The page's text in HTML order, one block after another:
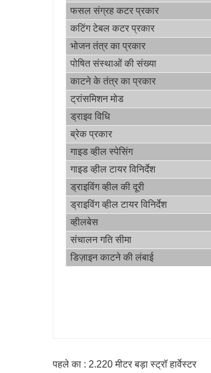
फसल संग्रह कटर प्रकार
कटिंग टेबल कटर प्रकार
भोजन तंत्र का प्रकार
पोषित संस्थाओं की संख्या
काटने के तंत्र का प्रकार
ट्रांसमिशन मोड
ड्राइव विधि
ब्रेक प्रकार
गाइड व्हील स्पेसिंग
गाइड व्हील टायर विनिर्देश
ड्राइविंग व्हील की दूरी
ड्राइविंग व्हील टायर विनिर्देश
व्हीलबेस
संचालन गति सीमा
डिज़ाइन काटने की लंबाई
पहले का : 2.220 मीटर बड़ा स्ट्रॉ हार्वेस्टर